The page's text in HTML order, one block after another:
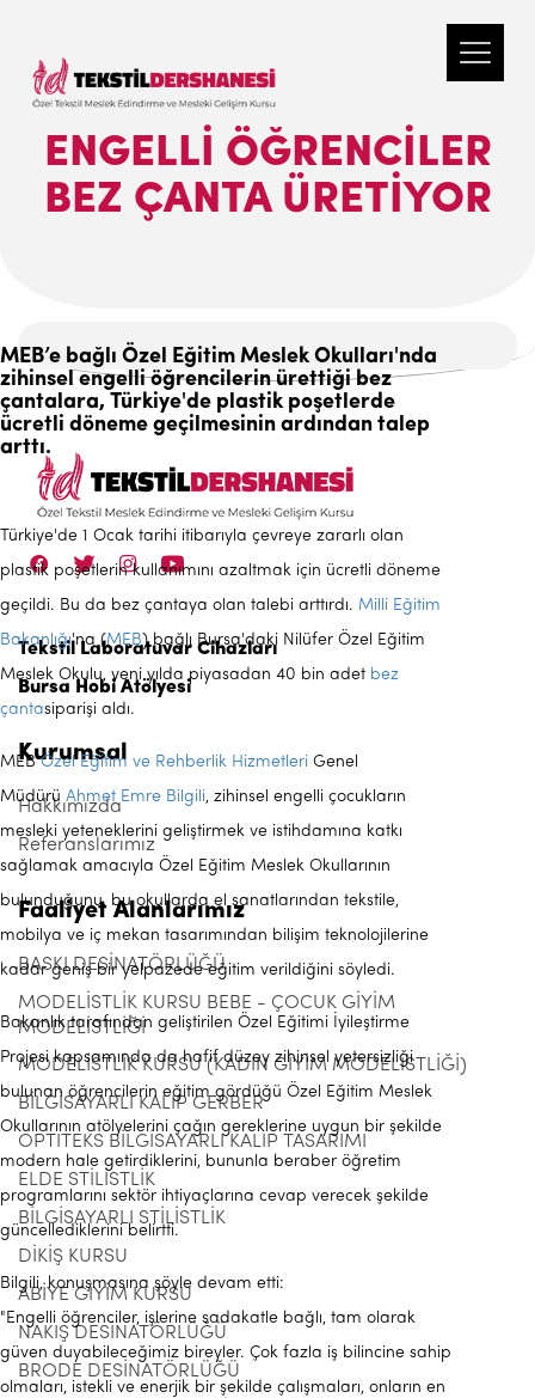
ENGELLI ÖĞRENCILER
BEZ ÇANTA ÜRETIYOR
MEB’e bağlı Özel Eğitim Meslek Okulları'nda
zihinsel engelli öğrencilerin ürettiği bez
çantalara, Türkiye'de plastik poşetlerde
ücretli döneme geçilmesinin ardından talep
arttı.
Türkiye'de 1 Ocak tarihi itibarıyla çevreye zararlı olan
plastik poşetlerin kullanımını azaltmak için ücretli döneme
geçildi. Bu da bez çantaya olan talebi arttırdı. Milli Eğitim
Bakanlığı'na (MEB) bağlı Bursa'daki Nilüfer Özel Eğitim
Meslek Okulu, yeni yılda piyasadan 40 bin adet bez
çantasiparişi aldı.
MEBÖzel Eğitim ve Rehberlik Hizmetleri Genel
Müdürü Ahmet Emre Bilgili, zihinsel engelli çocukların
mesleki yeteneklerini geliştirmek ve istihdamına katkı
sağlamak amacıyla Özel Eğitim Meslek Okullarının
bulunduğunu, bu okullarda el sanatlarından tekstile,
mobilya ve iç mekan tasarımından bilişim teknolojilerine
kadar geniş bir yelpazede eğitim verildiğini söyledi.
Bakanlık tarafından geliştirilen Özel Eğitimi İyileştirme
Projesi kapsamında da hafif düzey zihinsel yetersizliği
bulunan öğrencilerin eğitim gördüğü Özel Eğitim Meslek
Okullarının atölyelerini çağın gereklerine uygun bir şekilde
modern hale getirdiklerini, bununla beraber öğretim
programlarını sektör ihtiyaçlarına cevap verecek şekilde
güncellediklerini belirtti.
Bilgili, konuşmasına şöyle devam etti:
"Engelli öğrenciler, işlerine sadakatle bağlı, tam olarak
güven duyabileceğimiz bireyler. Çok fazla iş bilincine sahip
olmaları, istekli ve enerjik bir şekilde çalışmaları, onların en
Tekstil Laboratuvar Cihazları
Bursa Hobi Atölyesi
Kurumsal
Hakkımızda
Referanslarımız
Faaliyet Alanlarımız
BASKI DESİNATÖRLÜĞÜ
MODELİSTLİK KURSU BEBE - ÇOCUK GİYİM
MODELİSTLİĞİ
MODELİSTLİK KURSU (KADIN GİYİM MODELİSTLİĞİ)
BİLGİSAYARLI KALIP GERBER
OPTITEKS BİLGİSAYARLI KALIP TASARIMI
ELDE STİLİSTLİK
BİLGİSAYARLI STİLİSTLİK
DİKİŞ KURSU
ABİYE GİYİM KURSU
NAKIŞ DESİNATÖRLÜĞÜ
BRODE DESİNATÖRLÜĞÜ